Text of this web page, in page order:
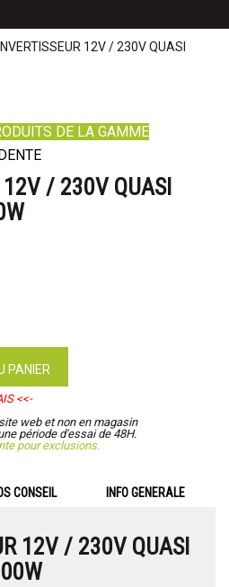
12V / 230V QUASI
DE LA GAMME
12V / 230V QUASI
PANIER
<<-
web et non en magasin
période d'essai de 48H.
pour exclusions.
CONSEIL INFO GENERALE
12V / 230V QUASI